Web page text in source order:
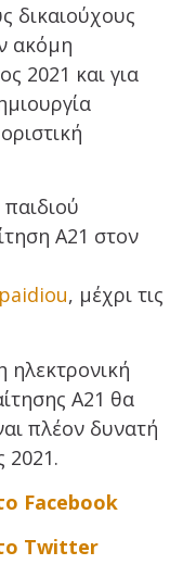
δικαιούχους
ακόμη
2021 και για
Α21 στον
, μέχρι τις
ηλεκτρονική
Α21 θα
πλέον δυνατή
2021.
Facebook
Twitter